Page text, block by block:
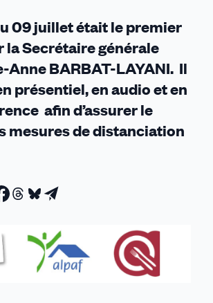
09 juillet était le premier
la Secrétaire générale
Anne BARBAT-LAYANI. Il
présentiel, en audio et en
afin d’assurer le
mesures de distanciation
Facebook
Partager
Threads
Partager
Bluesky
Partager
email